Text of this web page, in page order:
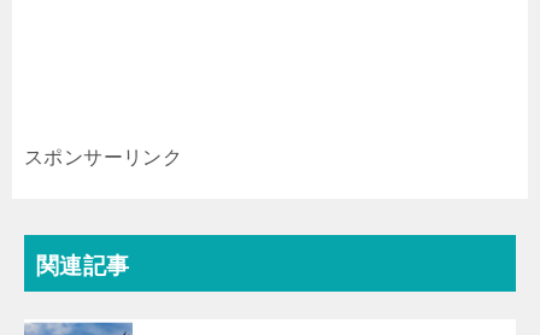
スポンサーリンク
関連記事